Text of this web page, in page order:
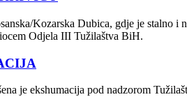
Kozarska Dubica, gdje je
Odjela III Tužilaštva BiH.
je ekshumacija pod nadzorom